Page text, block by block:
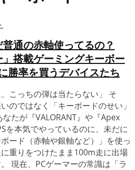
普通の赤軸使ってるの？
」搭載ゲーミングキーボー
勝率を買うデバイスたち
こっちの弾は当たらない」 そ
のではなく「キーボードのせい」
たが『VALORANT』や『Apex
を本気でやっているのに、未だに
ード（赤軸や銀軸など）」を使っ
重りをつけたまま100m走に出場
現在、PCゲーマーの常識は「ラ